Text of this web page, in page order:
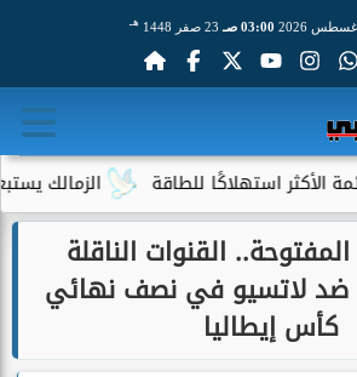
03:00 صـ 23 صفر 1448 هـ
الزمالك يستبعد 4 لاعبين شباب من حساباته في الموسم الجديد للطاقة
القنوات الناقلة
ضد لاتسيو في نصف نهائي
كأس إيطاليا